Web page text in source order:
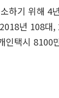
하기 위해 4
년 108대
인택시 8100